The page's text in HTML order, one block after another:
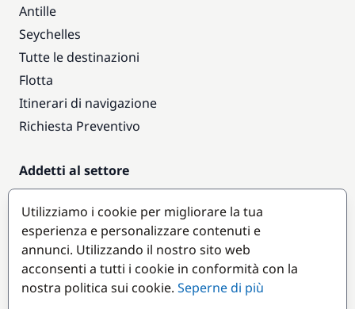
Antille
Seychelles
Tutte le destinazioni
Flotta
Itinerari di navigazione
Richiesta Preventivo
Addetti al settore
Accesso armatori
Diventare partner
Destinazioni popolari
Utilizziamo i cookie per migliorare la tua
esperienza e personalizzare contenuti e
annunci. Utilizzando il nostro sito web
acconsenti a tutti i cookie in conformità con la
nostra politica sui cookie. Seperne di più